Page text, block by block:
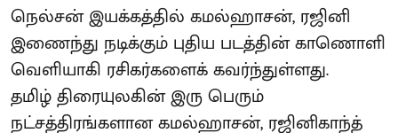
நெல்சன் இயக்கத்தில் கமல்ஹாசன், ரஜினி
இணைந்து நடிக்கும் புதிய படத்தின் காணொளி
வெளியாகி ரசிகர்களைக் கவர்ந்துள்ளது.
தமிழ் திரையுலகின் இரு பெரும்
நட்சத்திரங்களான கமல்ஹாசன், ரஜினிகாந்த்